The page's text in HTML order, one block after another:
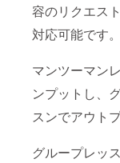
容のリクエス
対応可能です。
マンツーマン
ンプットし、
スンでアウト
グループレッ